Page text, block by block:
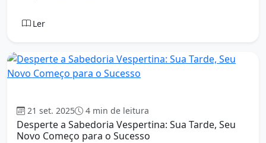
Ler
21 set. 2025 4 min de leitura
Desperte a Sabedoria Vespertina: Sua Tarde, Seu
Novo Começo para o Sucesso